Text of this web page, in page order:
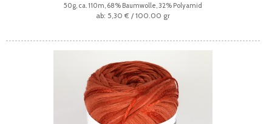
50g, ca. 110m, 68% Baumwolle, 32% Polyamid
5,30 € / 100.00 gr